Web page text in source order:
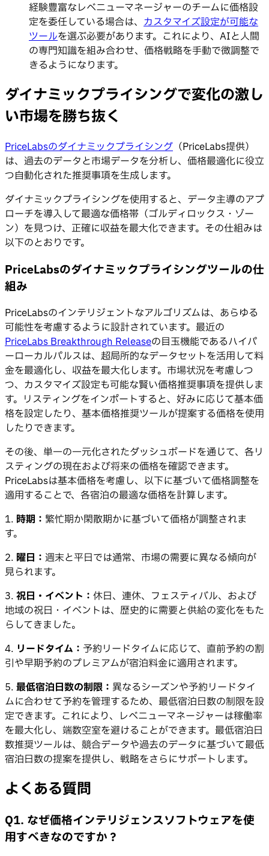
経験豊富なレベニューマネージャーのチームに価格設
定を委任している場合は、 カスタマイズ設定が可能な
ツールを選ぶ必要があります。これにより、AIと人間
の専門知識を組み合わせ、価格戦略を手動で微調整で
きるようになります。
ダイナミックプライシングで変化の激し
い市場を勝ち抜く
PriceLabsのダイナミックプライシング （PriceLabs提供）
は、過去のデータと市場データを分析し、価格最適化に役立
つ自動化された推奨事項を生成します。
ダイナミックプライシングを使用すると、データ主導のアプ
ローチを導入して最適な価格帯（ゴルディロックス・ゾー
ン）を見つけ、正確に収益を最大化できます。その仕組みは
以下のとおりです。
PriceLabsのダイナミックプライシングツールの仕
組み
PriceLabsのインテリジェントなアルゴリズムは、あらゆる
可能性を考慮するように設計されています。最近の
PriceLabs Breakthrough Releaseの目玉機能であるハイパ
ーローカルパルスは、超局所的なデータセットを活用して料
金を最適化し、収益を最大化します。市場状況を考慮しつ
つ、カスタマイズ設定も可能な賢い価格推奨事項を提供しま
す。リスティングをインポートすると、好みに応じて基本価
格を設定したり、基本価格推奨ツールが提案する価格を使用
したりできます。
その後、単一の一元化されたダッシュボードを通じて、各リ
スティングの現在および将来の価格を確認できます。
PriceLabsは基本価格を考慮し、以下に基づいて価格調整を
適用することで、各宿泊の最適な価格を計算します。
1. 時期： 繁忙期か閑散期かに基づいて価格が調整されま
す。
2. 曜日： 週末と平日では通常、市場の需要に異なる傾向が
見られます。
3. 祝日・イベント： 休日、連休、フェスティバル、および
地域の祝日・イベントは、歴史的に需要と供給の変化をもた
らしてきました。
4. リードタイム： 予約リードタイムに応じて、直前予約の割
引や早期予約のプレミアムが宿泊料金に適用されます。
5. 最低宿泊日数の制限： 異なるシーズンや予約リードタイ
ムに合わせて予約を管理するため、最低宿泊日数の制限を設
定できます。これにより、レベニューマネージャーは稼働率
を最大化し、端数空室を避けることができます。最低宿泊日
数推奨ツールは、競合データや過去のデータに基づいて最低
宿泊日数の提案を提供し、戦略をさらにサポートします。
よくある質問
Q1. なぜ価格インテリジェンスソフトウェアを使
用すべきなのですか？